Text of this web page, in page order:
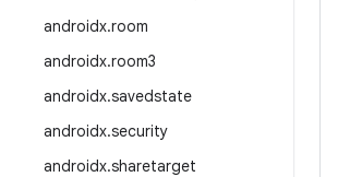
androidx.room
androidx.room3
androidx.savedstate
androidx.security
androidx.sharetarget